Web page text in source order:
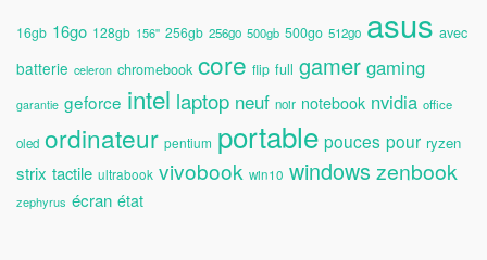
16gb 16go 128gb 156'' 256gb 256go 500gb 500go 512go asus avec
batterie celeron chromebook core flip full gamer gaming
garantie geforce intel laptop neuf noir notebook nvidia office
oled ordinateur pentium portable pouces pour ryzen
strix tactile ultrabook vivobook win10 windows zenbook
zephyrus écran état